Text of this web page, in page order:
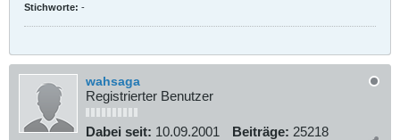
Stichworte: -
wahsaga
Registrierter Benutzer
Dabei seit: 10.09.2001 Beiträge: 25218